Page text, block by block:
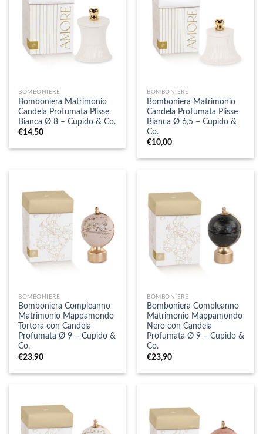
BOMBONIERE
Bomboniera Matrimonio
Candela Profumata Plisse
Bianca Ø 8 – Cupido & Co.
€14,50
BOMBONIERE
Bomboniera Matrimonio
Candela Profumata Plisse
Bianca Ø 6,5 – Cupido &
Co.
€10,00
BOMBONIERE
Bomboniera Compleanno
Matrimonio Mappamondo
Tortora con Candela
Profumata Ø 9 – Cupido &
Co.
€23,90
BOMBONIERE
Bomboniera Compleanno
Matrimonio Mappamondo
Nero con Candela
Profumata Ø 9 – Cupido &
Co.
€23,90